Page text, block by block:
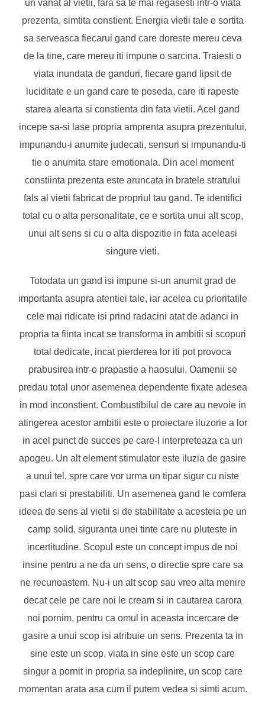
un vanat al vietii, fara sa te mai regasesti intr-o viata
prezenta, simtita constient. Energia vietii tale e sortita
sa serveasca fiecarui gand care doreste mereu ceva
de la tine, care mereu iti impune o sarcina. Traiesti o
viata inundata de ganduri, fiecare gand lipsit de
luciditate e un gand care te poseda, care iti rapeste
starea alearta si constienta din fata vietii. Acel gand
incepe sa-si lase propria amprenta asupra prezentului,
impunandu-i anumite judecati, sensuri si impunandu-ti
tie o anumita stare emotionala. Din acel moment
constiinta prezenta este aruncata in bratele stratului
fals al vietii fabricat de propriul tau gand. Te identifici
total cu o alta personalitate, ce e sortita unui alt scop,
unui alt sens si cu o alta dispozitie in fata aceleasi
singure vieti.
Totodata un gand isi impune si-un anumit grad de
importanta asupra atentiei tale, iar acelea cu prioritatile
cele mai ridicate isi prind radacini atat de adanci in
propria ta fiinta incat se transforma in ambitii si scopuri
total dedicate, incat pierderea lor iti pot provoca
prabusirea intr-o prapastie a haosului. Oamenii se
predau total unor asemenea dependente fixate adesea
in mod inconstient. Combustibilul de care au nevoie in
atingerea acestor ambitii este o proiectare iluzorie a lor
in acel punct de succes pe care-l interpreteaza ca un
apogeu. Un alt element stimulator este iluzia de gasire
a unui tel, spre care vor urma un tipar sigur cu niste
pasi clari si prestabiliti. Un asemenea gand le comfera
ideea de sens al vietii si de stabilitate a acesteia pe un
camp solid, siguranta unei tinte care nu pluteste in
incertitudine. Scopul este un concept impus de noi
insine pentru a ne da un sens, o directie spre care sa
ne recunoastem. Nu-i un alt scop sau vreo alta menire
decat cele pe care noi le cream si in cautarea carora
noi pornim, pentru ca omul in aceasta incercare de
gasire a unui scop isi atribuie un sens. Prezenta ta in
sine este un scop, viata in sine este un scop care
singur a pornit in propria sa indeplinire, un scop care
momentan arata asa cum il putem vedea si simti acum.